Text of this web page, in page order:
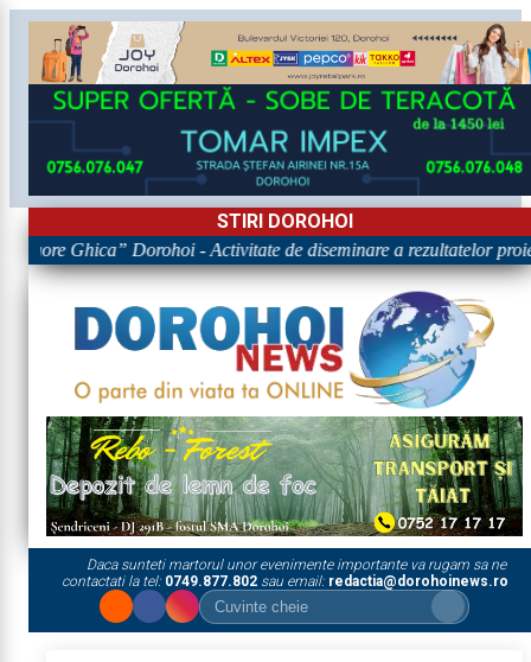
STIRI DOROHOI
Ghica” Dorohoi - Activitate de diseminare a rezultatelor
Daca sunteti martorul unor evenimente importante va rugam sa ne
contactati la tel: 0749.877.802sau email: redactia@dorohoinews.ro